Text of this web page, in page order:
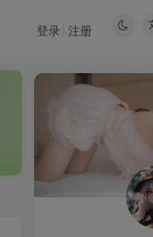
登录 注册